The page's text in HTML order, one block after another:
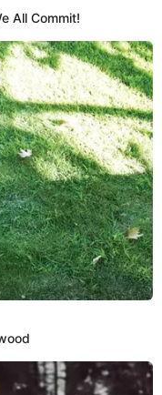
Fecha y
de la banda de
confirma dos
serán los conciertos
Rebelde way